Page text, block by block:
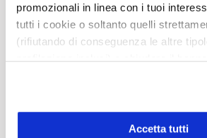
promozionali in linea con i tuoi
tutti i cookie o soltanto quelli
(rifiutando di conseguenza le altre
profilazione inclusi) e chiudere il
alcune categorie di cookie o servizi,
«Personalizza». Per avere maggiori
cookie policy.
Accetta tutti